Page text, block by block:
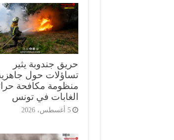
حريق جندوبة يثير
تساؤلات حول
منظومة مكافحة
الغابات في تونس
5 أغسطس، 2026